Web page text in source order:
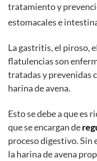
tratamiento y
estomacales e
La gastritis, el piroso,
flatulencias son
tratadas y prevenidas
harina de avena.
Esto se debe a que es
que se encargan de
proceso digestivo. Sin
la harina de avena